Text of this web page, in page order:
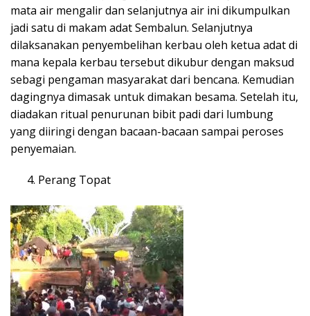
mata air mengalir dan selanjutnya air ini dikumpulkan
jadi satu di makam adat Sembalun. Selanjutnya
dilaksanakan penyembelihan kerbau oleh ketua adat di
mana kepala kerbau tersebut dikubur dengan maksud
sebagi pengaman masyarakat dari bencana. Kemudian
dagingnya dimasak untuk dimakan besama. Setelah itu,
diadakan ritual penurunan bibit padi dari lumbung
yang diiringi dengan bacaan-bacaan sampai peroses
penyemaian.
Perang Topat